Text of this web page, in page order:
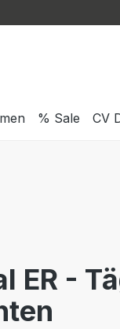
% Sale CV
ER -